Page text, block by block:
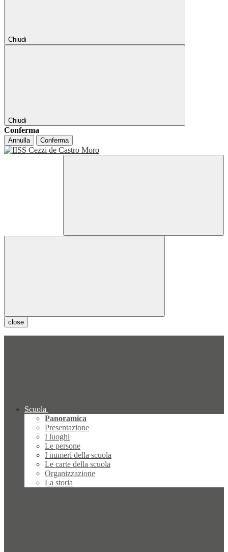
Chiudi
Chiudi
Conferma
Annulla Conferma
close
Scuola
Panoramica
Presentazione
I luoghi
Le persone
I numeri della scuola
Le carte della scuola
Organizzazione
La storia